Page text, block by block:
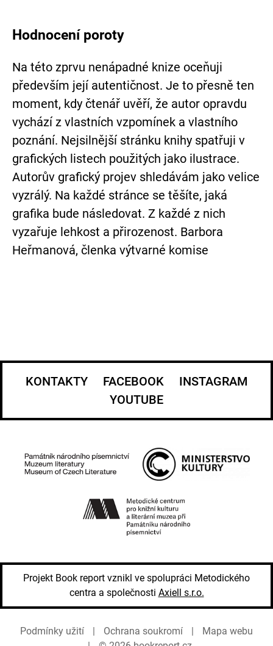
Hodnocení poroty
Na této zprvu nenápadné knize oceňuji
především její autentičnost. Je to přesně ten
moment, kdy čtenář uvěří, že autor opravdu
vychází z vlastních vzpomínek a vlastního
poznání. Nejsilnější stránku knihy spatřuji v
grafických listech použitých jako ilustrace.
Autorův grafický projev shledávám jako velice
vyzrálý. Na každé stránce se těšíte, jaká
grafika bude následovat. Z každé z nich
vyzařuje lehkost a přirozenost. Barbora
Heřmanová, členka výtvarné komise
KONTAKTY FACEBOOK
INSTAGRAM
YOUTUBE
Projekt Book report vznikl ve spolupráci Metodického
centra a společnosti Axiell s.r.o.
Podmínky užití Ochrana soukromí
Mapa webu